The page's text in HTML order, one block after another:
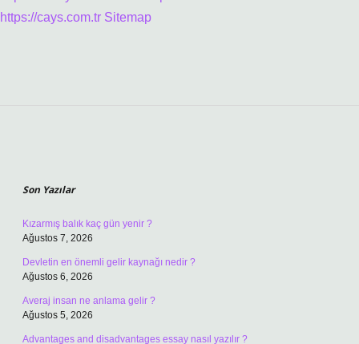
https://cays.com.tr Sitemap
Son Yazılar
Kızarmış balık kaç gün yenir ?
Ağustos 7, 2026
Devletin en önemli gelir kaynağı nedir ?
Ağustos 6, 2026
Averaj insan ne anlama gelir ?
Ağustos 5, 2026
Advantages and disadvantages essay nasıl yazılır ?